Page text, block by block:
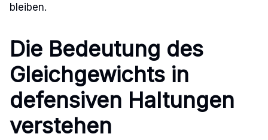
bleiben.
Die Bedeutung des
Gleichgewichts in
defensiven Haltungen
verstehen